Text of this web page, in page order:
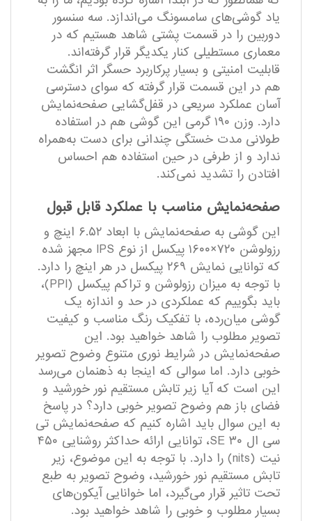
یاد گوشی‌های سامسونگ می‌اندازد. سه سنسور
دوربین را در قسمت پشتی شاهد هستیم که در
معماری مستطیلی کنار یکدیگر قرار گرفته‌اند.
قابلیت امنیتی و بسیار پرکاربرد حسگر اثر انگشت
هم در این قسمت قرار گرفته که سوای دسترسی
آسان عملکرد سریعی در قفل‌گشایی صفحه‌نمایش
دارد. وزن ۱۹۰ گرمی این گوشی هم در استفاده
طولانی مدت خستگی چندانی برای دست به‌همراه
ندارد و از طرفی در حین استفاده هم احساس
افتادن را تشدید نمی‌کند.
صفحه‌نمایش مناسب با عملکرد قابل قبول
این گوشی به صفحه‌نمایش با ابعاد ۶.۵۲ اینچ و
رزولوشن ۷۲۰×۱۶۰۰ پیکسل از نوع IPS مجهز شده
که توانایی نمایش ۲۶۹ پیکسل در هر اینچ را دارد.
با توجه به میزان رزولوشن و تراکم پیکسل (PPI)،
باید بگوییم که عملکردی در حد و اندازه یک
گوشی میان‌رده، با تفکیک رنگ مناسب و کیفیت
تصویر مطلوب را شاهد خواهید بود. این
صفحه‌نمایش در شرایط نوری متنوع وضوح تصویر
خوبی دارد. اما سوالی که اینجا به ذهنمان می‌رسد
این است که آیا زیر تابش مستقیم نور خورشید و
فضای باز هم وضوح تصویر خوبی دارد؟ در پاسخ
به این سوال باید اشاره کنیم که صفحه‌نمایش تی
سی ال ۳۰ SE، توانایی ارائه حداکثر روشنایی ۴۵۰
نیت (nits) را دارد. با توجه به این موضوع، زیر
تابش مستقیم نور خورشید، وضوح تصویر به طبع
تحت تاثیر قرار می‌گیرد، اما خوانایی آیکون‌های
بسیار مطلوب و خوبی را شاهد خواهید بود.